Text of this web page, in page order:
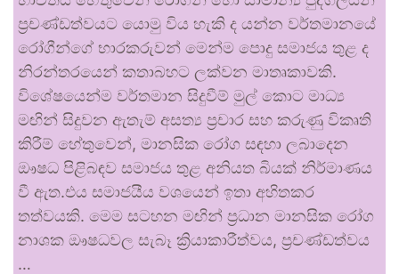
ප්‍රචණ්ඩත්වයට යොමු විය හැකි ද යන්න වර්තමානයේ
රෝගීන්ගේ භාරකරුවන් මෙන්ම පොදු සමාජය තුළ ද
නිරන්තරයෙන් කතාබහට ලක්වන මාතෘකාවකි.
විශේෂයෙන්ම වර්තමාන සිදුවීම් මුල් කොට මාධ්‍ය
මඟින් සිදුවන ඇතැම් අසත්‍ය ප්‍රචාර සහ කරුණු විකෘති
කිරීම් හේතුවෙන්, මානසික රෝග සඳහා ලබාදෙන
ඖෂධ පිළිබඳව සමාජය තුළ අනියත බියක් නිර්මාණය
වී ඇත.එය සමාජයීය වශයෙන් ඉතා අහිතකර
තත්වයකි. මෙම සටහන මඟින් ප්‍රධාන මානසික රෝග
නාශක ඖෂධවල සැබෑ ක්‍රියාකාරීත්වය, ප්‍රචණ්ඩත්වය
…